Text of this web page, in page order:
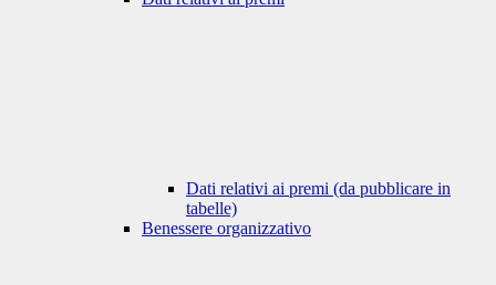
Dati relativi ai premi (da pubblicare in
tabelle)
Benessere organizzativo